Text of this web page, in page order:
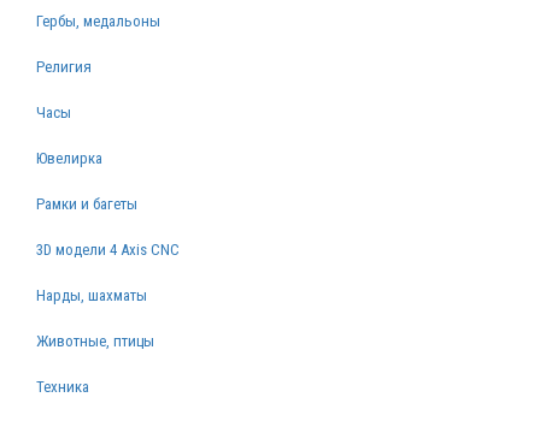
Гербы, медальоны
Религия
Часы
Ювелирка
Рамки и багеты
3D модели 4 Axis CNC
Нарды, шахматы
Животные, птицы
Техника